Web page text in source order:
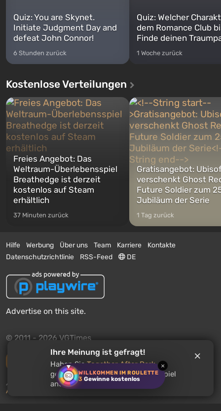
WILLKOMMEN IM ROULETTE
3 Gewinne kostenlos
×
Quiz: You are Skynet.
Initiate Judgment Day and
defeat John Connor!
6 Stunden zurück
Quiz: Welcher
dem Romance Club
Finde deinen
1 Woche zurück
Kostenlose Verteilungen
Freies Angebot: Das
Weltraum-Überlebensspiel
Breathedge ist derzeit
kostenlos auf Steam
erhältlich
37 Minuten zurück
Gratisangebot:
verschenkt Ghost
Future Soldier zum
Jubiläum der Serie
1 Tag zurück
Hilfe Werbung Über uns Team Karriere
Kontakte
Datenschutzrichtlinie
RSS-Feed DE
Advertise on this site.
© 2011 - 2026 VGTimes
Vollständige Version
Push-Benachrichtigungen über Nachrichten:
Aktivieren
Ihre Meinung ist gefragt!
Haben SieTogether After Dark
gespielt? Empfehlen Sie dieses Spiel
anderen Nutzern?